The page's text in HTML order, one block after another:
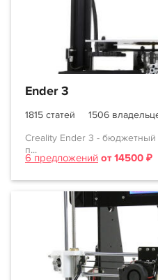
Ender 3
1815 статей
1506
Creality Ender 3 - бюджетный
п...
6 предложений от 14500 ₽